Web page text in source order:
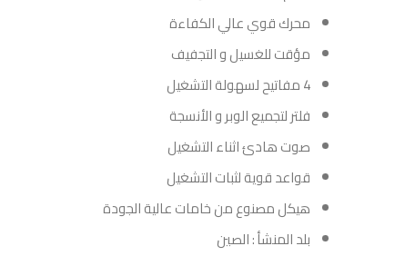
محرك قوي عالي الكفاءة
مؤقت للغسيل و التجفيف
4 مفاتيح لسهولة التشغيل
فلتر لتجميع الوبر و الأنسجة
صوت هادئ اثناء التشغيل
قواعد قوية لثبات التشغيل
هيكل مصنوع من خامات عالية الجودة
بلد المنشأ : الصين